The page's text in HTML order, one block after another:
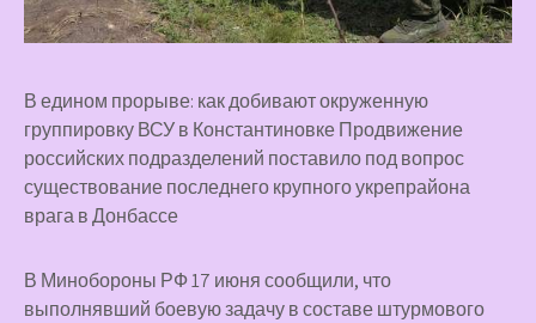
В едином прорыве: как добивают окруженную
группировку ВСУ в Константиновке Продвижение
российских подразделений поставило под вопрос
существование последнего крупного укрепрайона
врага в Донбассе
В Минобороны РФ 17 июня сообщили, что
выполнявший боевую задачу в составе штурмового